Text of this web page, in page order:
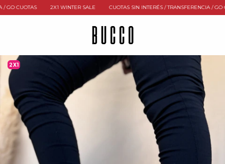
2X1 WINTER SALE CUOTAS SIN INTERÉS / TRANSFERENCIA / GO CUOTAS
2X1